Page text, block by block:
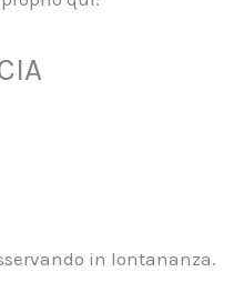
in lontananza.